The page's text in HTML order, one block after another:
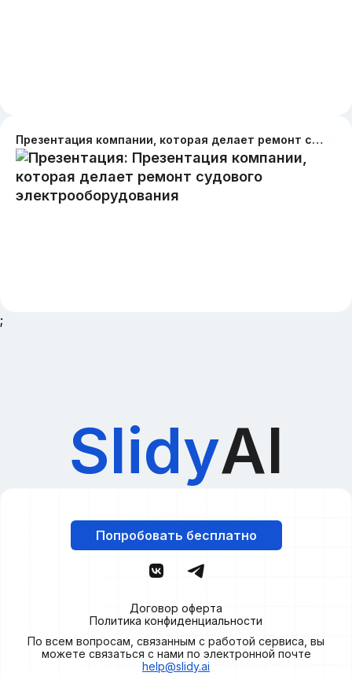
Презентация компании, которая делает ремонт судового электрооборудования
;
SlidyAI
Попробовать бесплатно
Договор оферта
Политика конфиденциальности
По всем вопросам, связанным с работой сервиса, вы
можете связаться с нами по электронной почте
help@slidy.ai